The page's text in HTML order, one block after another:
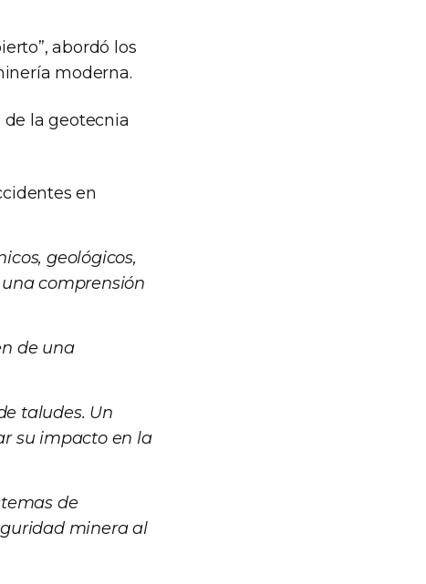
abordó los
moderna.
la geotecnia
en
geológicos,
comprensión
de una
taludes. Un
su impacto en la
de
minera al